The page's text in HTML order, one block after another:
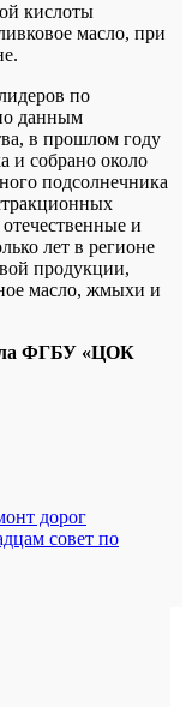
кислоты
масло, при
по
данным
в прошлом году
и собрано около
подсолнечника
и
лет в регионе
продукции,
масло, жмыхи и
ФГБУ «ЦОК
дорог
совет по